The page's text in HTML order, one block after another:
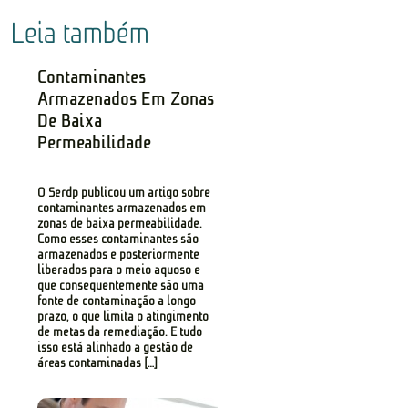
Leia também
Contaminantes
Armazenados Em Zonas
De Baixa
Permeabilidade
O Serdp publicou um artigo sobre
contaminantes armazenados em
zonas de baixa permeabilidade.
Como esses contaminantes são
armazenados e posteriormente
liberados para o meio aquoso e
que consequentemente são uma
fonte de contaminação a longo
prazo, o que limita o atingimento
de metas da remediação. E tudo
isso está alinhado a gestão de
áreas contaminadas […]